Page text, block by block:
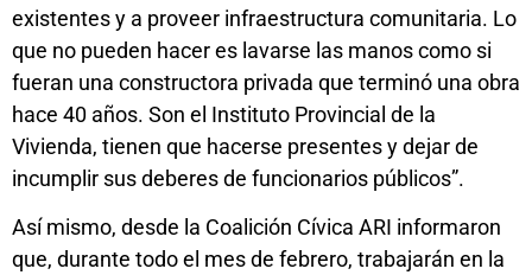
existentes y a proveer infraestructura comunitaria. Lo
que no pueden hacer es lavarse las manos como si
fueran una constructora privada que terminó una obra
hace 40 años. Son el Instituto Provincial de la
Vivienda, tienen que hacerse presentes y dejar de
incumplir sus deberes de funcionarios públicos”.
Así mismo, desde la Coalición Cívica ARI informaron
que, durante todo el mes de febrero, trabajarán en la